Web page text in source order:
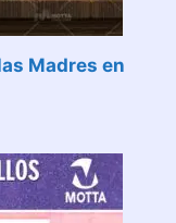
Madres en